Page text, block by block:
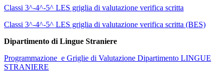
Classi 3^-4^-5^ LES griglia di valutazione verifica scritta
Classi 3^-4^-5^ LES griglia di valutazione verifica scritta (BES)
Dipartimento di Lingue Straniere
Programmazione e Griglie di Valutazione Dipartimento LINGUE
STRANIERE